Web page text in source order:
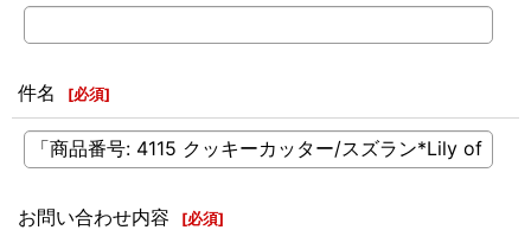
件名 [必須]
お問い合わせ内容 [必須]